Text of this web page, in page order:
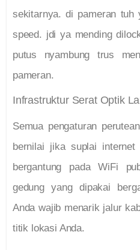
sekitarnya. di pameran
speed. jdi ya mending
putus nyambung trus
pameran.
Infrastruktur Serat Optik
Semua pengaturan
bernilai jika suplai internet
bergantung pada WiFi
gedung yang dipakai
Anda wajib menarik jalur
titik lokasi Anda.